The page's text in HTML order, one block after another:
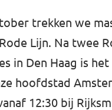
Statenlid
trekken we
Lijn. Na twee
in Den Haag is het
hoofdstad
12:30 bij